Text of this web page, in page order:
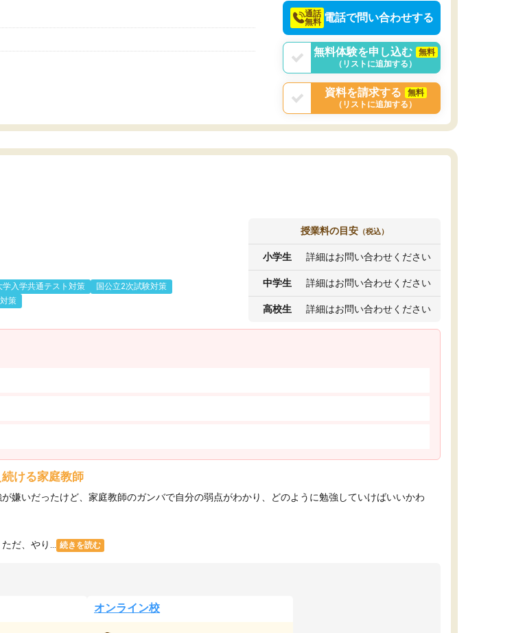
通話
無料 電話で問い合わせする
無料体験を申し込む
無料
（リストに追加する）
資料を請求する
無料
（リストに追加する）
学入学共通テスト対策
国公立2次試験対策
策
授業料の目安 （税込）
小学生 詳細はお問い合わせください
中学生 詳細はお問い合わせください
高校生 詳細はお問い合わせください
ける家庭教師
嫌いだったけど、家庭教師のガンバで自分の弱点がわかり、どのように勉強していけばいいかわ
だ、やり... 続きを読む
オンライン校